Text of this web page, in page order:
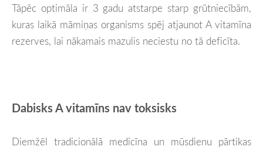
Tāpēc optimāla ir 3 gadu atstarpe starp grūtniecībām,
kuras laikā māmiņas organisms spēj atjaunot A vitamīna
rezerves, lai nākamais mazulis neciestu no tā deficīta.
Dabisks A vitamīns nav toksisks
Diemžēl tradicionālā medicīna un mūsdienu pārtikas